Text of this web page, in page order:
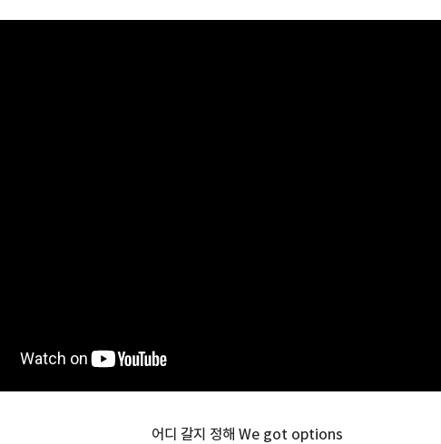
어디 갈지 정해 We got options